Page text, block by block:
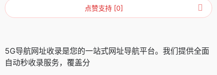
点赞支持 [0]
5G导航网址收录是您的一站式网址导航平台。我们提供全面
自动秒收录服务，覆盖分